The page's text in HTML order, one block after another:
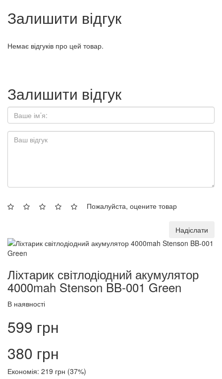
Залишити відгук
Немає відгуків про цей товар.
Залишити відгук
Пожалуйста, оцените товар
Надіслати
Ліхтарик світлодіодний акумулятор
4000mah Stenson BB-001 Green
В наявності
599 грн
380 грн
Економія: 219 грн (37%)